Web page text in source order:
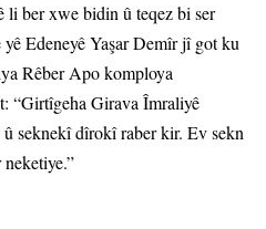
ber xwe bidin û teqez bi ser
Edeneyê Yaşar Demîr jî got ku
Rêber Apo komploya
“Girtîgeha Girava Îmraliyê
seknekî dîrokî raber kir. Ev sekn